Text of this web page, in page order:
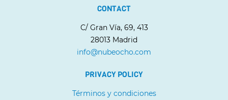
CONTACT
C/ Gran Vía, 69, 413
28013 Madrid
info@nubeocho.com
PRIVACY POLICY
Términos y condiciones